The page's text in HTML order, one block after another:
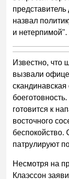
назвал
и нетерпимой".
Известно, что
вызвали
готовится к
восточного
беспокойство.
патрулируют
Несмотря на
Клаэссон